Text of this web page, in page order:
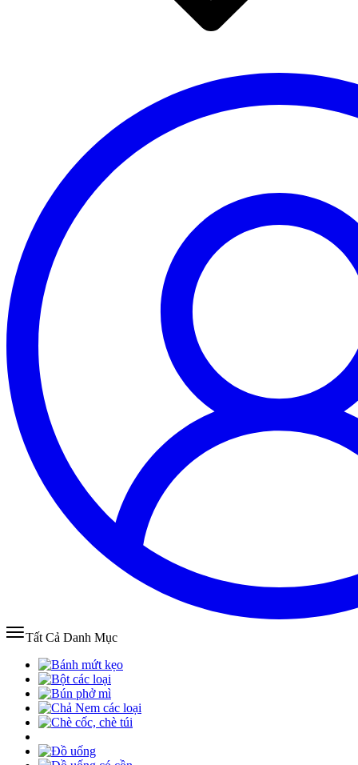
Tất Cả Danh Mục